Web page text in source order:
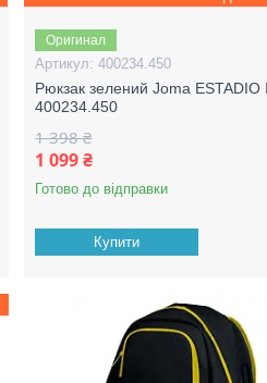
Оригинал
400234.450
Рюкзак зелений Joma ESTADIO
400234.450
1 398 ₴
1 099 ₴
Готово до відправки
Купити